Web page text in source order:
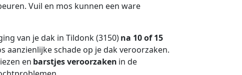
Vuil en mos kunnen een ware
van je dak in Tildonk (3150)na 10 of 15
aanzienlijke schade op je dak veroorzaken.
en barstjes veroorzaken in de